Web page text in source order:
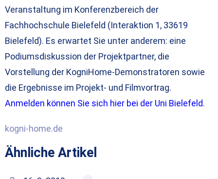
Veranstaltung im Konferenzbereich der
Fachhochschule Bielefeld (Interaktion 1, 33619
Bielefeld). Es erwartet Sie unter anderem: eine
Podiumsdiskussion der Projektpartner, die
Vorstellung der KogniHome-Demonstratoren sowie
die Ergebnisse im Projekt- und Filmvortrag.
Anmelden können Sie sich hier bei der Uni Bielefeld.
kogni-home.de
Ähnliche Artikel